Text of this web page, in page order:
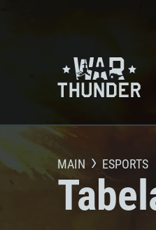
MAIN ESPORTS